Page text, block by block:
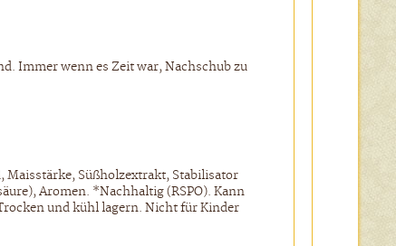
Immer wenn es Zeit war, Nachschub zu
Maisstärke, Süßholzextrakt, Stabilisator
Aromen. *Nachhaltig (RSPO). Kann
und kühl lagern. Nicht für Kinder